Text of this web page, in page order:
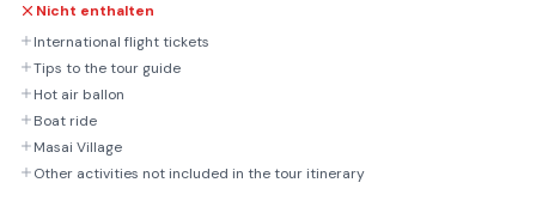
Nicht enthalten
International flight tickets
Tips to the tour guide
Hot air ballon
Boat ride
Masai Village
Other activities not included in the tour itinerary